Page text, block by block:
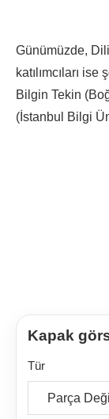
Günümüzde,
katılımcıları
Bilgin Tekin
(İstanbul Bilgi
Kapak
Tür